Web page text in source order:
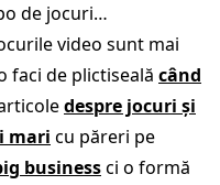
de jocuri…
video sunt mai
faci de plictiseală când
despre jocuri și
mari cu păreri pe
businessci o formă